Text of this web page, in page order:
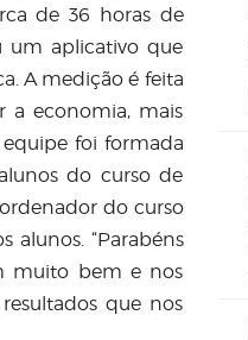
de 36 horas de
um aplicativo que
A medição é feita
a economia, mais
foi formada
do curso de
do curso
alunos. “Parabéns
muito bem e nos
que nos